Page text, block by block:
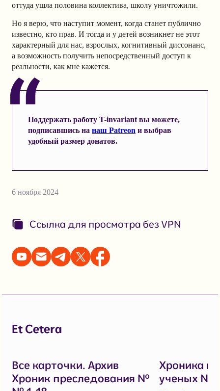
оттуда ушла половина коллектива, школу уничтожили.
Но я верю, что наступит момент, когда станет публично
известно, кто прав. И тогда и у детей возникнет не этот
характерный для нас, взрослых, когнитивный диссонанс,
а возможность получить непосредственный доступ к
реальности, как мне кажется.
Поддержать работу T-invariant вы можете,
подписавшись на наш Patreon и выбрав
удобный размер донатов.
6 ноября 2024
Ссылка для просмотра без VPN
Et Cetera
Все карточки. Архив
Хроник преследования №
Хроника
ученых №